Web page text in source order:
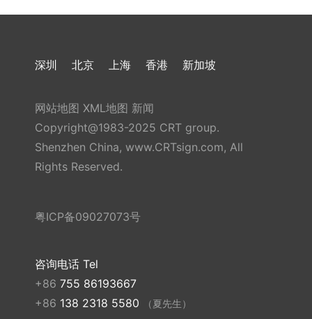
深圳 北京 上海 香港 新加坡
网站地图 XML地图 新闻
Copyright@1983-2025 CRT group.
Shenzhen China, www.CRTsign.com, All
Rights Reserved.
粤ICP备09027073号
咨询电话 Tel
+86 755 86193667
+86 138 2318 5580 （夏先生）